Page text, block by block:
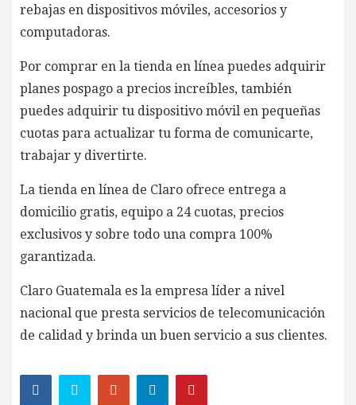
rebajas en dispositivos móviles, accesorios y
computadoras.
Por comprar en la tienda en línea puedes adquirir
planes pospago a precios increíbles, también
puedes adquirir tu dispositivo móvil en pequeñas
cuotas para actualizar tu forma de comunicarte,
trabajar y divertirte.
La tienda en línea de Claro ofrece entrega a
domicilio gratis, equipo a 24 cuotas, precios
exclusivos y sobre todo una compra 100%
garantizada.
Claro Guatemala es la empresa líder a nivel
nacional que presta servicios de telecomunicación
de calidad y brinda un buen servicio a sus clientes.